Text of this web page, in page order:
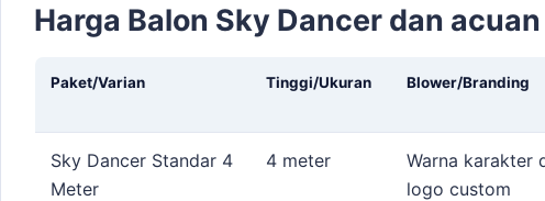
Harga Balon Sky Dancer dan
Paket/Varian Tinggi/Ukuran Blower/Branding
Sky Dancer Standar 4
Meter
4 meter
Warna karakter
logo custom